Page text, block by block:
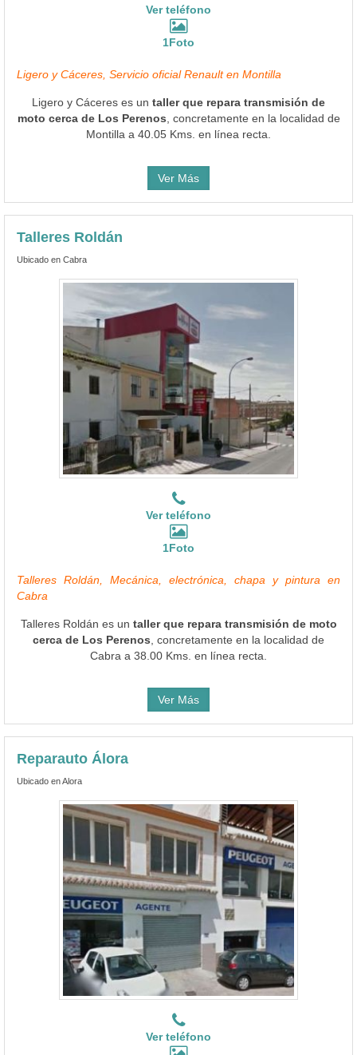
Ver teléfono
1Foto
Ligero y Cáceres, Servicio oficial Renault en Montilla
Ligero y Cáceres es un taller que repara transmisión de
moto cerca de Los Perenos , concretamente en la localidad de
Montilla a 40.05 Kms. en línea recta.
Ver Más
Talleres Roldán
Ubicado en Cabra
Ver teléfono
1Foto
Talleres Roldán, Mecánica, electrónica, chapa y pintura en
Cabra
Talleres Roldán es un taller que repara transmisión de moto
cerca de Los Perenos , concretamente en la localidad de
Cabra a 38.00 Kms. en línea recta.
Ver Más
Reparauto Álora
Ubicado en Alora
Ver teléfono